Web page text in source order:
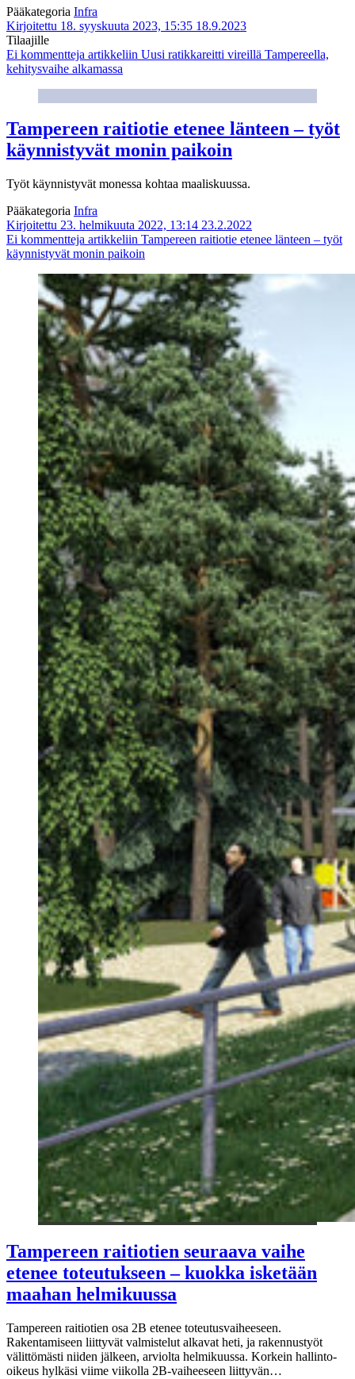
Pääkategoria Infra
Kirjoitettu 18. syyskuuta 2023, 15:35 18.9.2023
Tilaajille
Ei kommentteja artikkeliin Uusi ratikkareitti vireillä Tampereella,
kehitysvaihe alkamassa
Tampereen raitiotie etenee länteen – työt
käynnistyvät monin paikoin
Työt käynnistyvät monessa kohtaa maaliskuussa.
Pääkategoria Infra
Kirjoitettu 23. helmikuuta 2022, 13:14 23.2.2022
Ei kommentteja artikkeliin Tampereen raitiotie etenee länteen – työt
käynnistyvät monin paikoin
Tampereen raitiotien seuraava vaihe
etenee toteutukseen – kuokka isketään
maahan helmikuussa
Tampereen raitiotien osa 2B etenee toteutusvaiheeseen.
Rakentamiseen liittyvät valmistelut alkavat heti, ja rakennustyöt
välittömästi niiden jälkeen, arviolta helmikuussa. Korkein hallinto-
oikeus hylkäsi viime viikolla 2B-vaiheeseen liittyvän…